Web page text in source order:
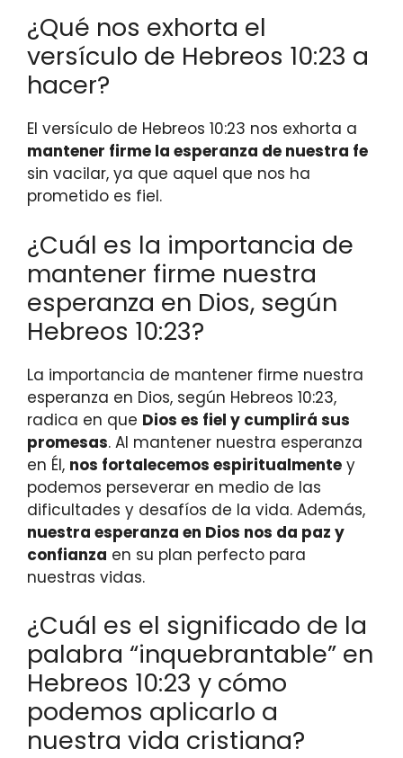
¿Qué nos exhorta el
versículo de Hebreos 10:23 a
hacer?
El versículo de Hebreos 10:23 nos exhorta a
mantener firme la esperanza de nuestra fe
sin vacilar, ya que aquel que nos ha
prometido es fiel.
¿Cuál es la importancia de
mantener firme nuestra
esperanza en Dios, según
Hebreos 10:23?
La importancia de mantener firme nuestra
esperanza en Dios, según Hebreos 10:23,
radica en que Dios es fiel y cumplirá sus
promesas. Al mantener nuestra esperanza
en Él, nos fortalecemos espiritualmente y
podemos perseverar en medio de las
dificultades y desafíos de la vida. Además,
nuestra esperanza en Dios nos da paz y
confianza en su plan perfecto para
nuestras vidas.
¿Cuál es el significado de la
palabra “inquebrantable” en
Hebreos 10:23 y cómo
podemos aplicarlo a
nuestra vida cristiana?